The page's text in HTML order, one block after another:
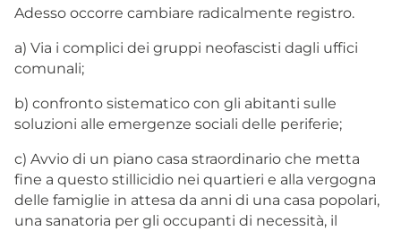
Adesso occorre cambiare radicalmente registro.
a) Via i complici dei gruppi neofascisti dagli uffici
comunali;
b) confronto sistematico con gli abitanti sulle
soluzioni alle emergenze sociali delle periferie;
c) Avvio di un piano casa straordinario che metta
fine a questo stillicidio nei quartieri e alla vergogna
delle famiglie in attesa da anni di una casa popolari,
una sanatoria per gli occupanti di necessità, il